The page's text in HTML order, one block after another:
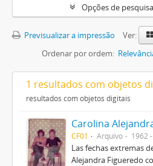
Opções de
Previsualizar a impressão
Ver:
Ordenar por ordem:
1 resultados com objetos
resultados com objetos digitais
Carolina
CF01 Arquivo 1962
Las fechas extremas
Alejandra Figueredo